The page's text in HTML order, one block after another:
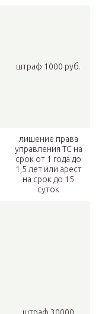
штраф 1000 руб.
лишение права
управления ТС на
срок от 1 года до
1,5 лет или арест
на срок до 15
суток